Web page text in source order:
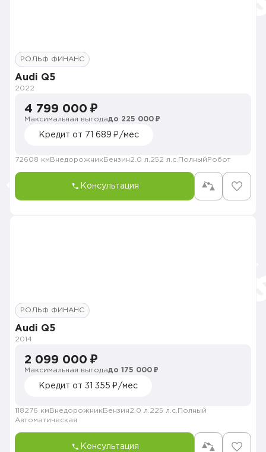
РОЛЬФ ФИНАНС
Audi Q5
2022
4 799 000 ₽
Максимальная выгодадо 225 000 ₽
Кредит от 71 689 ₽/мес
72608 км Внедорожник Бензин2.0 л. 252 л.с. Полный Робот
Консультация
РОЛЬФ ФИНАНС
Audi Q5
2014
2 099 000 ₽
Максимальная выгодадо 175 000 ₽
Кредит от 31 355 ₽/мес
118276 км Внедорожник Бензин2.0 л. 225 л.с. Полный
Автоматическая
Консультация